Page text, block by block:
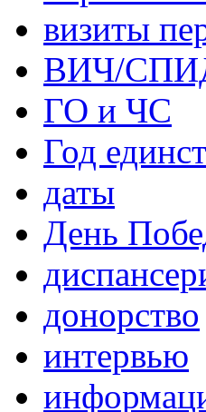
визиты
ВИЧ/
ГО и ЧС
Год
даты
День
донорство
интервью